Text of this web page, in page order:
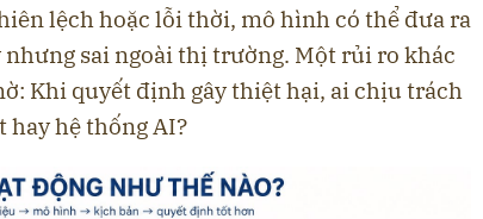
lệch hoặc lỗi thời, mô hình có thể đưa ra
sai ngoài thị trường. Một rủi ro khác
Khi quyết định gây thiệt hại, ai chịu trách
hệ thống AI?